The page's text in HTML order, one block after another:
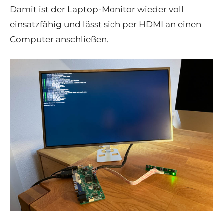
Damit ist der Laptop-Monitor wieder voll
einsatzfähig und lässt sich per HDMI an einen
Computer anschließen.